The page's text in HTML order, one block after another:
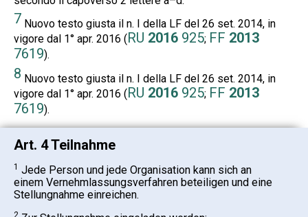
7 Nuovo testo giusta il n. I della LF del 26 set. 2014, in
vigore dal 1° apr. 2016 (RU 2016 925; FF 2013
7619).
8 Nuovo testo giusta il n. I della LF del 26 set. 2014, in
vigore dal 1° apr. 2016 (RU 2016 925; FF 2013
7619).
Art. 4 Teilnahme
1 Jede Person und jede Organisation kann sich an
einem Vernehmlassungsverfahren beteiligen und eine
Stellungnahme einreichen.
2